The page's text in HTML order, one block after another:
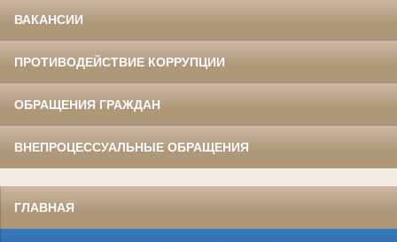
ВАКАНСИИ
ПРОТИВОДЕЙСТВИЕ КОРРУПЦИИ
ОБРАЩЕНИЯ ГРАЖДАН
ВНЕПРОЦЕССУАЛЬНЫЕ ОБРАЩЕНИЯ
ГЛАВНАЯ